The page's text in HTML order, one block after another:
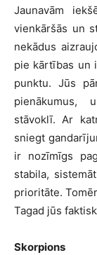
Jaunavām
vienkāršās un
nekādus
pie kārtības un
punktu. Jūs
pienākumus,
stāvoklī. Ar
sniegt
ir nozīmīgs
stabila,
prioritāte.
Tagad jūs
Skorpions